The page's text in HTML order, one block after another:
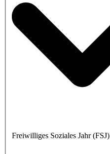
Freiwilliges Soziales Jahr (FSJ)